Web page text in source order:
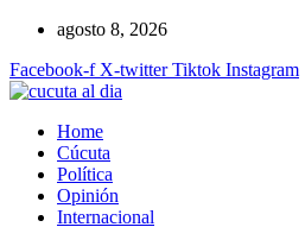
contenido
agosto 8, 2026
Facebook-f X-twitter Tiktok Instagram
Home
Cúcuta
Política
Opinión
Internacional